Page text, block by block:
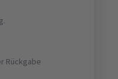
Rückgabe